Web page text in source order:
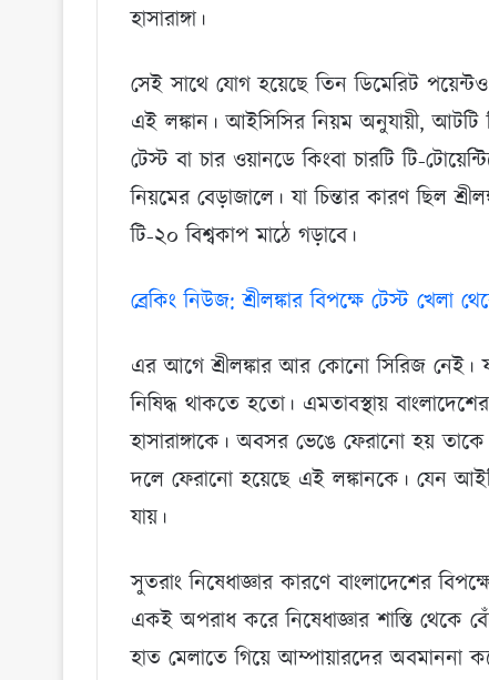
হাসারাঙ্গা।
সেই সাথে যোগ হয়েছে তিন ডিমেরিট
এই লঙ্কান। আইসিসির নিয়ম অনুযায়ী, আটটি
টেস্ট বা চার ওয়ানডে কিংবা চারটি টি-
নিয়মের বেড়াজালে। যা চিন্তার কারণ ছিল
টি-২০ বিশ্বকাপ মাঠে গড়াবে।
ব্রেকিং নিউজ: শ্রীলঙ্কার বিপক্ষে টেস্ট
এর আগে শ্রীলঙ্কার আর কোনো সিরিজ নেই।
নিষিদ্ধ থাকতে হতো। এমতাবস্থায়
হাসারাঙ্গাকে। অবসর ভেঙে ফেরানো হয়
দলে ফেরানো হয়েছে এই লঙ্কানকে। যেন
যায়।
সুতরাং নিষেধাজ্ঞার কারণে বাংলাদেশের
একই অপরাধ করে নিষেধাজ্ঞার শাস্তি থেকে
হাত মেলাতে গিয়ে আম্পায়ারদের অবমাননা